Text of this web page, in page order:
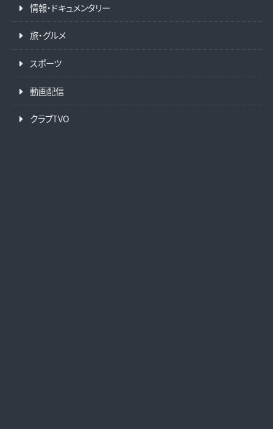
情報・ドキュメンタリー
旅・グルメ
スポーツ
動画配信
クラブTVO